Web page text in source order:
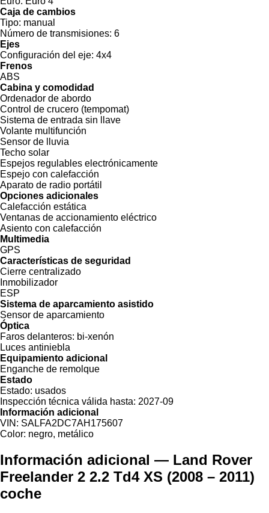
Caja de cambios
Tipo: manual
Número de transmisiones: 6
Ejes
Configuración del eje: 4x4
Frenos
ABS
Cabina y comodidad
Ordenador de abordo
Control de crucero (tempomat)
Sistema de entrada sin llave
Volante multifunción
Sensor de lluvia
Techo solar
Espejos regulables electrónicamente
Espejo con calefacción
Aparato de radio portátil
Opciones adicionales
Calefacción estática
Ventanas de accionamiento eléctrico
Asiento con calefacción
Multimedia
GPS
Características de seguridad
Cierre centralizado
Inmobilizador
ESP
Sistema de aparcamiento asistido
Sensor de aparcamiento
Óptica
Faros delanteros: bi-xenón
Luces antiniebla
Equipamiento adicional
Enganche de remolque
Estado
Estado: usados
Inspección técnica válida hasta: 2027-09
Información adicional
VIN: SALFA2DC7AH175607
Color: negro, metálico
Información adicional — Land Rover
Freelander 2 2.2 Td4 XS (2008 – 2011)
coche